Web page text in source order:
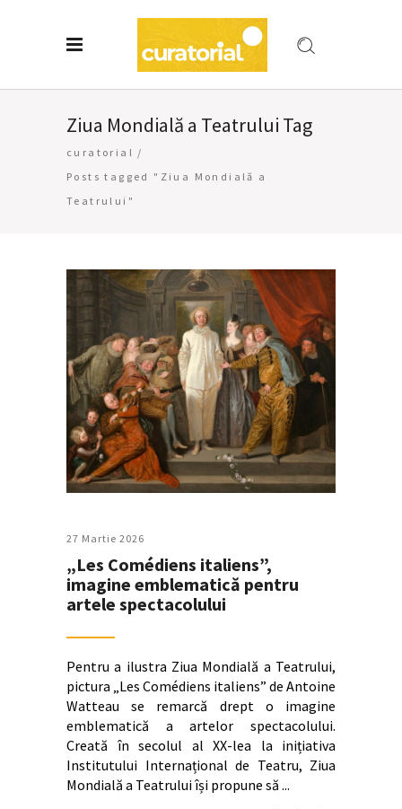
Ziua Mondială a Teatrului Tag
curatorial /
Posts tagged "Ziua Mondială a
Teatrului"
27 Martie 2026
„Les Comédiens italiens”,
imagine emblematică pentru
artele spectacolului
Pentru a ilustra Ziua Mondială a Teatrului,
pictura „Les Comédiens italiens” de Antoine
Watteau se remarcă drept o imagine
emblematică a artelor spectacolului.
Creată în secolul al XX-lea la inițiativa
Institutului Internațional de Teatru, Ziua
Mondială a Teatrului își propune să